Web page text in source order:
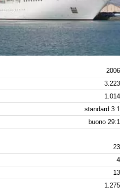
2006
3.223
1.014
standard 3:1
buono 29:1
23
4
13
1.275